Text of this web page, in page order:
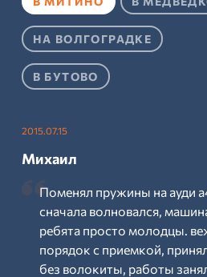
НА ВОЛГОГРАДКЕ
В БУТОВО
2015.07.15
Михаил
Поменял пружины на ауди
сначала волновался,
ребята просто молодцы.
порядок с приемкой,
без волокиты, работы